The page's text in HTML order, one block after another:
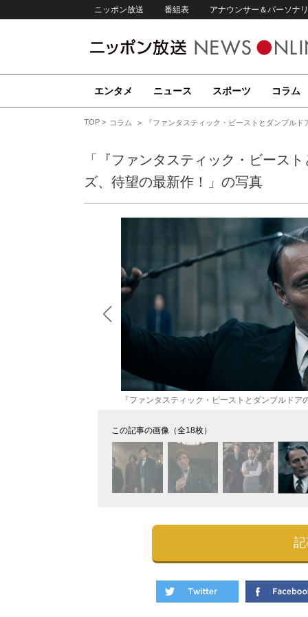
ニッポン放送 番組表 アナウンサー＆パーソナ
エンタメ ニュース スポーツ コラム
TOP コラム 『ファンタスティック・ビーストとダンブル
「『ファンタスティック・ビース
ズ、待望の最新作！」の写真
『ファンタスティック・ビーストとダンブルドア
この記事の画像（全18枚）